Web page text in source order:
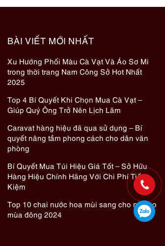
BÀI VIẾT MỚI NHẤT
Xu Hướng Phối Màu Cà Vạt Và Áo Sơ Mi
trong thời trang Nam Công Sở Hot Nhất
2025
Top 4 Bí Quyết Khi Chọn Mua Cà Vạt –
Giúp Quý Ông Trở Nên Lịch Lãm
Caravat hàng hiệu đã qua sử dụng – Bí
quyết nâng tầm phong cách cho dân văn
phòng
Bí Quyết Mua Túi Hiệu Giá Tốt – Sở Hữu
Hàng Hiệu Chính Hãng Với Chi Phí Tiết
Kiệm
Top 10 chai nước hoa mùi sang cho nữ cho
mùa đông 2024